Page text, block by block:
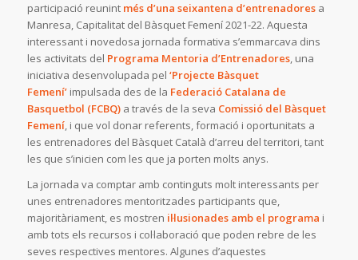
participació reunint més d’una seixantena d’entrenadoresa
Manresa, Capitalitat del Bàsquet Femení 2021-22. Aquesta
interessant i novedosa jornada formativa s’emmarcava dins
les activitats del Programa Mentoria d’Entrenadores, una
iniciativa desenvolupada pel ‘Projecte Bàsquet
Femení’impulsada des de la Federació Catalana de
Basquetbol (FCBQ)a través de la seva Comissió del Bàsquet
Femení, i que vol donar referents, formació i oportunitats a
les entrenadores del Bàsquet Català d’arreu del territori, tant
les que s’inicien com les que ja porten molts anys.
La jornada va comptar amb continguts molt interessants per
unes entrenadores mentoritzades participants que,
majoritàriament, es mostren il·lusionades amb el programa i
amb tots els recursos i col·laboració que poden rebre de les
seves respectives mentores. Algunes d’aquestes